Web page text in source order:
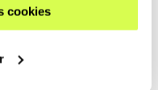
cookies